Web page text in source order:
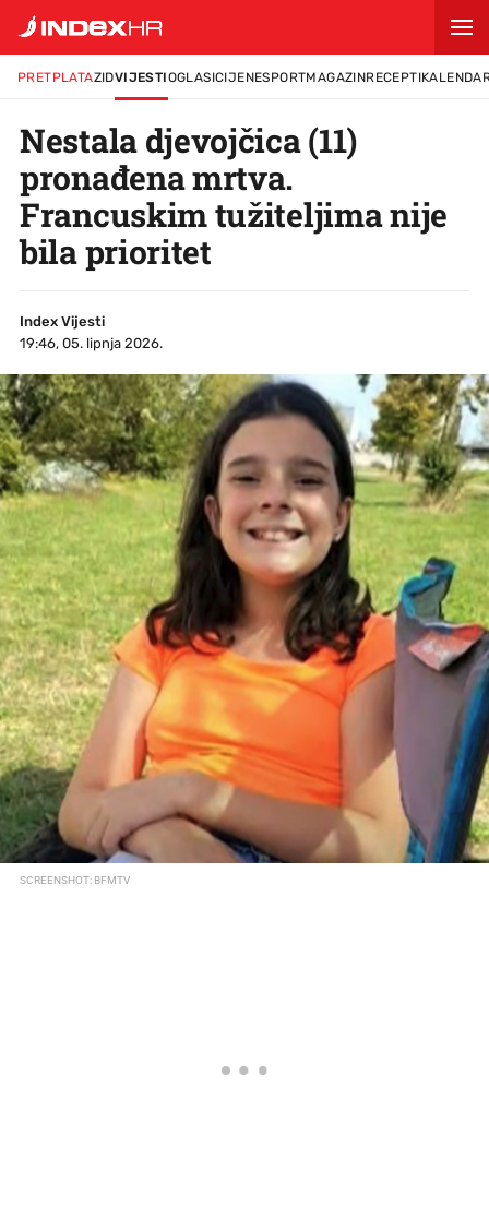
PRETPLATAZIDVIJESTIOGLASICIJENESPORTMAGAZINRECEPTI
Nestala djevojčica (11)
pronađena mrtva.
Francuskim tužiteljima nije
bila prioritet
Index Vijesti
19:46, 05. lipnja 2026.
SCREENSHOT: BFMTV